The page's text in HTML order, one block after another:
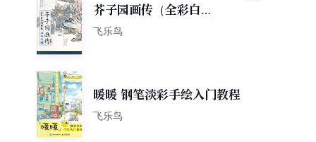
芥子园画传（全彩白话
图解版）山水云树
飞乐鸟
暖暖 钢笔淡彩手绘入门教程
飞乐鸟